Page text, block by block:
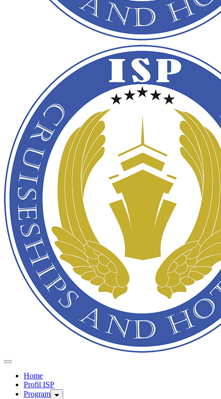
Home
Profil ISP
Program